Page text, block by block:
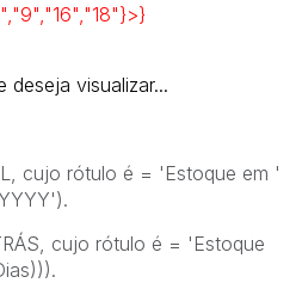
visualizar...
cujo rótulo é = 'Estoque em '
cujo rótulo é = 'Estoque